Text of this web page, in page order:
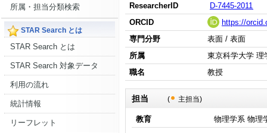
所属・担当分類検索
STAR Search とは
STAR Search とは
STAR Search 対象データ
利用の流れ
統計情報
リーフレット
ResearcherID
D-7445-2011
ORCID
https://
専門分野
表面 / 表面
所属
東京科学大学 理
職名
教授
( 主担当)
教育 物理学系 物理